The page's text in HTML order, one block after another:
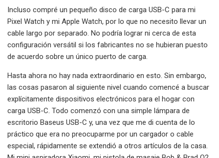
Incluso compré un pequeño disco de carga USB-C para mi
Pixel Watch y mi Apple Watch, por lo que no necesito llevar un
cable largo por separado. No podría lograr ni cerca de esta
configuración versátil si los fabricantes no se hubieran puesto
de acuerdo sobre un único puerto de carga.
Hasta ahora no hay nada extraordinario en esto. Sin embargo,
las cosas pasaron al siguiente nivel cuando comencé a buscar
explícitamente dispositivos electrónicos para el hogar con
carga USB-C. Todo comenzó con una simple lámpara de
escritorio Baseus USB-C y, una vez que me di cuenta de lo
práctico que era no preocuparme por un cargador o cable
especial, rápidamente se extendió a otros artículos de la casa.